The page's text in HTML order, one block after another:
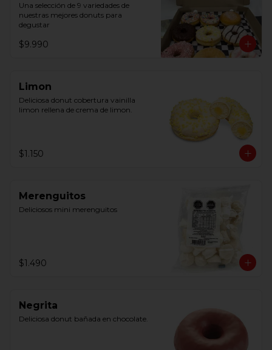
Una selección de 9 variedades de
nuestras mejores donuts para
degustar
$9.990
Limon
Deliciosa donut cobertura vainilla
limon rellena de crema de limon.
$1.150
Merenguitos
Deliciosos mini merenguitos
$1.490
Negrita
Deliciosa donut bañada en chocolate.